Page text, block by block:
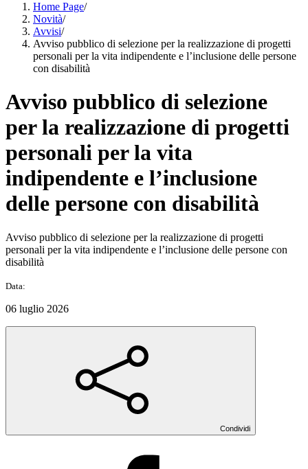
Home Page/
Novità/
Avvisi/
Avviso pubblico di selezione per la realizzazione di progetti
personali per la vita indipendente e l’inclusione delle persone
con disabilità
Avviso pubblico di selezione
per la realizzazione di progetti
personali per la vita
indipendente e l’inclusione
delle persone con disabilità
Avviso pubblico di selezione per la realizzazione di progetti
personali per la vita indipendente e l’inclusione delle persone con
disabilità
Data:
06 luglio 2026
Condividi